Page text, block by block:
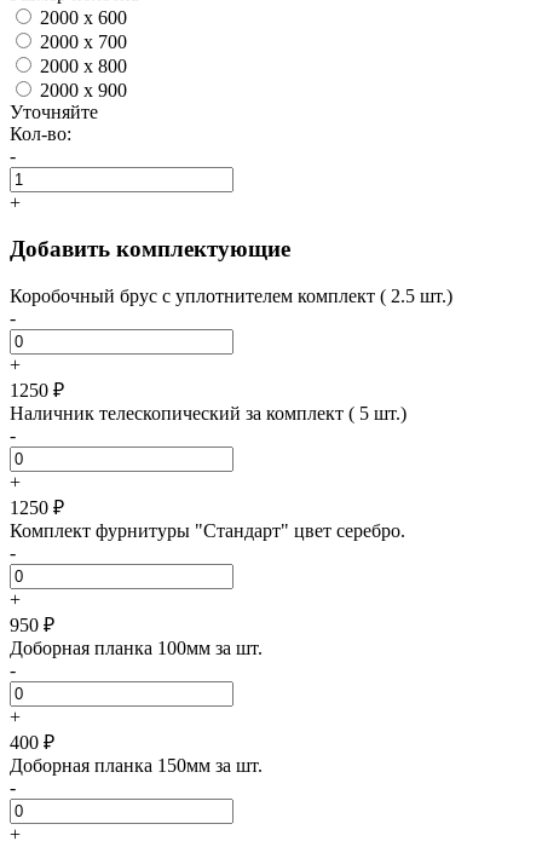
2000 x 600
2000 x 700
2000 x 800
2000 x 900
Уточняйте
Кол-во:
-
+
Добавить комплектующие
Коробочный брус с уплотнителем комплект ( 2.5 шт.)
-
+
1250 ₽
Наличник телескопический за комплект ( 5 шт.)
-
+
1250 ₽
Комплект фурнитуры "Стандарт" цвет серебро.
-
+
950 ₽
Доборная планка 100мм за шт.
-
+
400 ₽
Доборная планка 150мм за шт.
-
+